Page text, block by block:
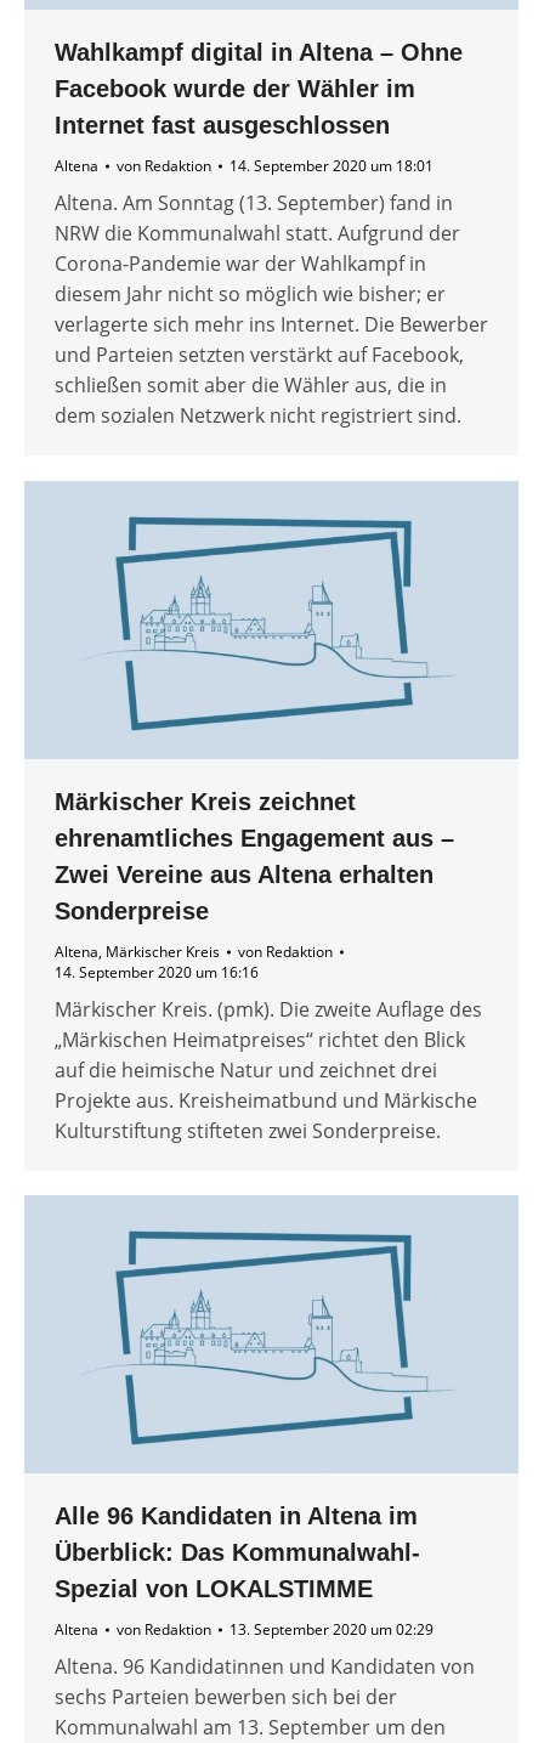
Wahlkampf digital in Altena – Ohne
Facebook wurde der Wähler im
Internet fast ausgeschlossen
Altena von Redaktion 14. September 2020 um 18:01
Altena. Am Sonntag (13. September) fand in
NRW die Kommunalwahl statt. Aufgrund der
Corona-Pandemie war der Wahlkampf in
diesem Jahr nicht so möglich wie bisher; er
verlagerte sich mehr ins Internet. Die Bewerber
und Parteien setzten verstärkt auf Facebook,
schließen somit aber die Wähler aus, die in
dem sozialen Netzwerk nicht registriert sind.
Märkischer Kreis zeichnet
ehrenamtliches Engagement aus –
Zwei Vereine aus Altena erhalten
Sonderpreise
Altena, Märkischer Kreis von Redaktion
14. September 2020 um 16:16
Märkischer Kreis. (pmk). Die zweite Auflage des
„Märkischen Heimatpreises“ richtet den Blick
auf die heimische Natur und zeichnet drei
Projekte aus. Kreisheimatbund und Märkische
Kulturstiftung stifteten zwei Sonderpreise.
Alle 96 Kandidaten in Altena im
Überblick: Das Kommunalwahl-
Spezial von LOKALSTIMME
Altena von Redaktion 13. September 2020 um 02:29
Altena. 96 Kandidatinnen und Kandidaten von
sechs Parteien bewerben sich bei der
Kommunalwahl am 13. September um den